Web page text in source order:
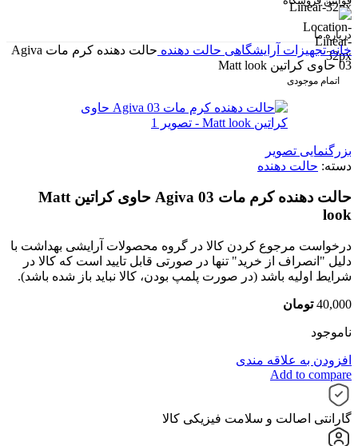
درباره ما
خانهتجهیزات آرایشگاهی حالت دهنده
حالت دهنده کرم مات Agiva
03 حاوی کراتین Matt look
اتمام موجودی
بزرگنمایی تصویر
دسته: حالت دهنده
حالت دهنده کرم مات Agiva 03 حاوی کراتین Matt
look
درخواست مرجوع کردن کالا در گروه محصولات آرایشی بهداشت با
دلیل "انصراف از خرید" تنها در صورتی قابل تایید است که کالا در
شرایط اولیه باشد (در صورت پلمپ بودن، کالا نباید باز شده باشد).
40,000 تومان
ناموجود
افزودن به علاقه مندی
Add to compare
گارانتی اصالت و سلامت فیزیکی کالا